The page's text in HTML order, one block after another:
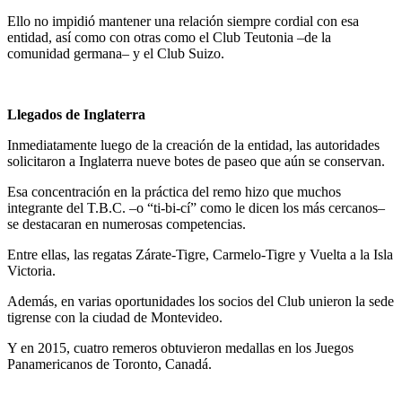
Ello no impidió mantener una relación siempre cordial con esa
entidad, así como con otras como el Club Teutonia –de la
comunidad germana– y el Club Suizo.
Llegados de Inglaterra
Inmediatamente luego de la creación de la entidad, las autoridades
solicitaron a Inglaterra nueve botes de paseo que aún se conservan.
Esa concentración en la práctica del remo hizo que muchos
integrante del T.B.C. –o “ti-bi-cí” como le dicen los más cercanos–
se destacaran en numerosas competencias.
Entre ellas, las regatas Zárate-Tigre, Carmelo-Tigre y Vuelta a la Isla
Victoria.
Además, en varias oportunidades los socios del Club unieron la sede
tigrense con la ciudad de Montevideo.
Y en 2015, cuatro remeros obtuvieron medallas en los Juegos
Panamericanos de Toronto, Canadá.